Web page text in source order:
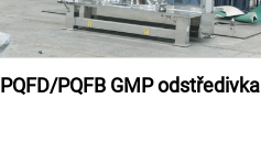
PQFD/PQFB GMP odstředivka